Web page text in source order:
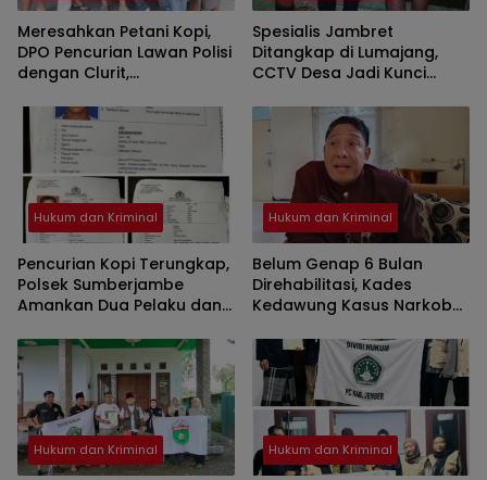
Meresahkan Petani Kopi,
DPO Pencurian Lawan Polisi
dengan Clurit,
Polres Jember
Spesialis Jambret
Ditangkap di Lumajang,
CCTV Desa Jadi Kunci
Hukum dan Kriminal
Pencurian Kopi Terungkap,
Polsek Sumberjambe
Amankan Dua Pelaku dan
Hukum dan Kriminal
Belum Genap 6 Bulan
Direhabilitasi, Kades
Kedawung Kasus Narkoba
Rawat Jalan
Hukum dan Kriminal Hukum dan Kriminal